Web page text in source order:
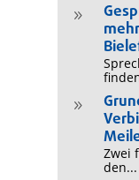
9
9
Zwei
den...